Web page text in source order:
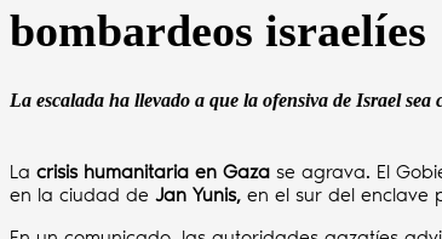
bombardeos israelíes
La escalada ha llevado a que la ofensiva de Israel
La crisis humanitaria en Gaza se agrava. El
en la ciudad de Jan Yunis, en el sur del enclave